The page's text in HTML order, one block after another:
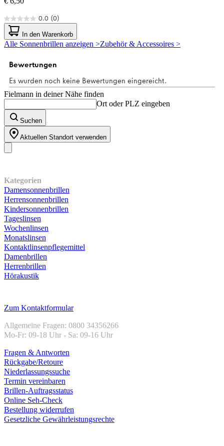
0.0 (0)
0.0
von
5
Sternen.
In den Warenkorb
Alle Sonnenbrillen anzeigen >Zubehör & Accessoires >
Fielmann in deiner Nähe finden
Ort oder PLZ eingeben
Suchen
Aktuellen Standort verwenden
Kategorien
Damensonnenbrillen
Herrensonnenbrillen
Kindersonnenbrillen
Tageslinsen
Wochenlinsen
Monatslinsen
Kontaktlinsenpflegemittel
Damenbrillen
Herrenbrillen
Hörakustik
Zum Kontaktformular
Allgemeine Fragen: 0800 34356266
Mo-Fr: 09-18 Uhr - Sa: 09-16 Uhr
Fragen & Antworten
Rückgabe/Retoure
Niederlassungssuche
Termin vereinbaren
Brillen-Auftragsstatus
Online Seh-Check
Bestellung widerrufen
Gesetzliche Gewährleistungsrechte